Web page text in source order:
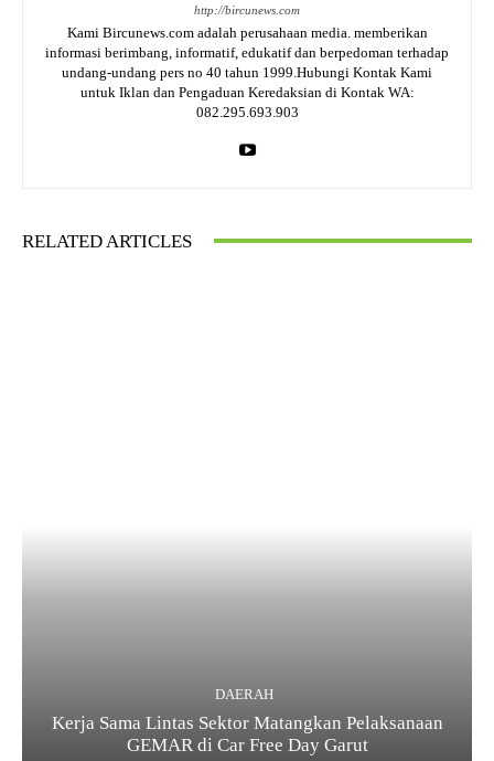
http://bircunews.com
Kami Bircunews.com adalah perusahaan media. memberikan
informasi berimbang, informatif, edukatif dan berpedoman terhadap
undang-undang pers no 40 tahun 1999.Hubungi Kontak Kami
untuk Iklan dan Pengaduan Keredaksian di Kontak WA:
082.295.693.903
RELATED ARTICLES
DAERAH
Kerja Sama Lintas Sektor Matangkan Pelaksanaan
GEMAR di Car Free Day Garut